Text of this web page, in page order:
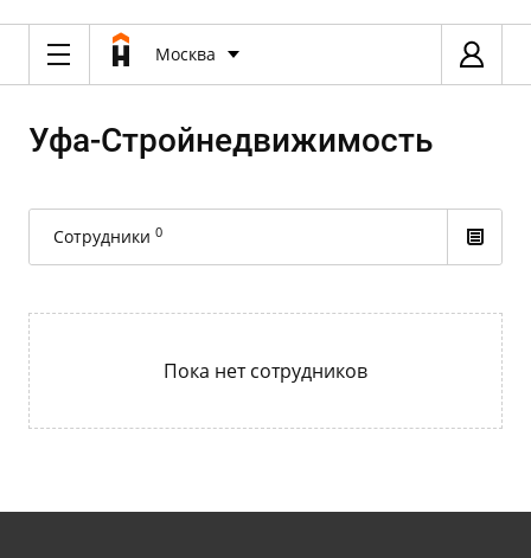
Москва
Уфа-Cтройнедвижимость
Сотрудники 0
Пока нет сотрудников